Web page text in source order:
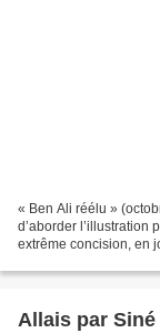
« Ben Ali réélu »
d’aborder l’illustration
extrême concision, en
Allais par Siné